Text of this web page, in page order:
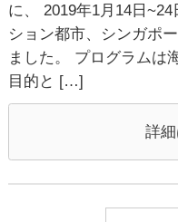
に、 2019年1月14日
ション都市、シンガポ
ました。 プログラムは
目的と […]
詳